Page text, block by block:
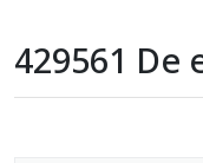
429561 De